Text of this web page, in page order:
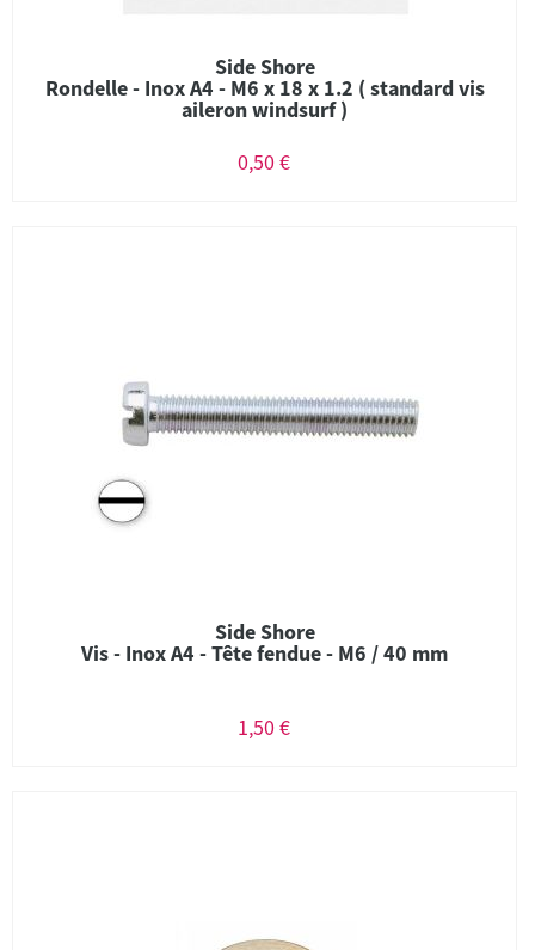
Side Shore
Rondelle - Inox A4 - M6 x 18 x 1.2 ( standard vis
aileron windsurf )
0,50 €
Side Shore
Vis - Inox A4 - Tête fendue - M6 / 40 mm
1,50 €